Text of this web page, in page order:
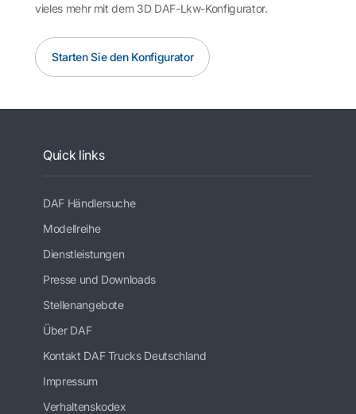
vieles mehr mit dem 3D DAF-Lkw-Konfigurator.
Starten Sie den Konfigurator
Quick links
DAF Händlersuche
Modellreihe
Dienstleistungen
Presse und Downloads
Stellenangebote
Über DAF
Kontakt DAF Trucks Deutschland
Impressum
Verhaltenskodex